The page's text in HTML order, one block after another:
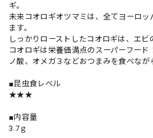
ギ。
未来コオロギオツマミは、全てヨーロ
ます。
しっかりローストしたコオロギは、エビ
コオロギは栄養価満点のスーパーフード
ノ酸、オメガ３などおつまみを食べなが
■昆虫食レベル
★★★
■内容量
3.7ｇ